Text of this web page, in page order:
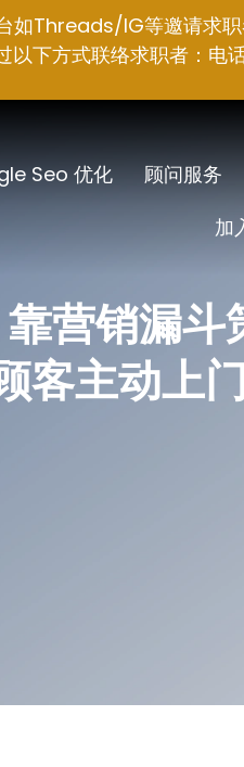
如Threads/IG等邀请求
以下方式联络求职者：电
Seo 优化 顾问服务
加
营销漏斗
客主动上